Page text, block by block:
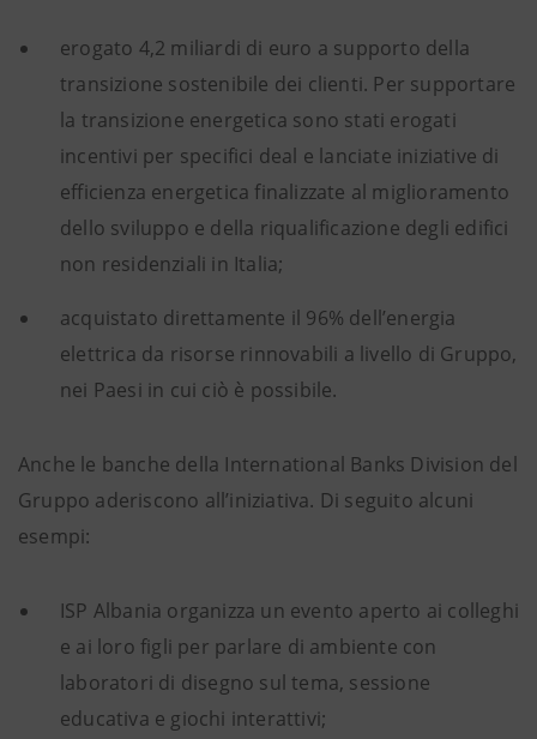
erogato 4,2 miliardi di euro a supporto della
transizione sostenibile dei clienti. Per supportare
la transizione energetica sono stati erogati
incentivi per specifici deal e lanciate iniziative di
efficienza energetica finalizzate al miglioramento
dello sviluppo e della riqualificazione degli edifici
non residenziali in Italia;
acquistato direttamente il 96% dell’energia
elettrica da risorse rinnovabili a livello di Gruppo,
nei Paesi in cui ciò è possibile.
Anche le banche della International Banks Division del
Gruppo aderiscono all’iniziativa. Di seguito alcuni
esempi:
ISP Albania organizza un evento aperto ai colleghi
e ai loro figli per parlare di ambiente con
laboratori di disegno sul tema, sessione
educativa e giochi interattivi;